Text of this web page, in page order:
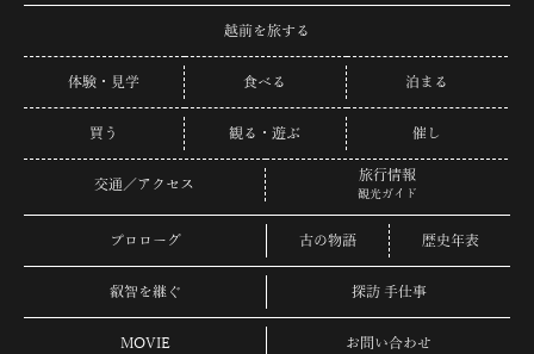
越前を旅する
体験・見学 食べる 泊まる
買う 観る・遊ぶ 催し
交通／アクセス
旅行情報
観光ガイド
プロローグ 古の物語 歴史年表
叡智を継ぐ 探訪 手仕事
MOVIE お問い合わせ